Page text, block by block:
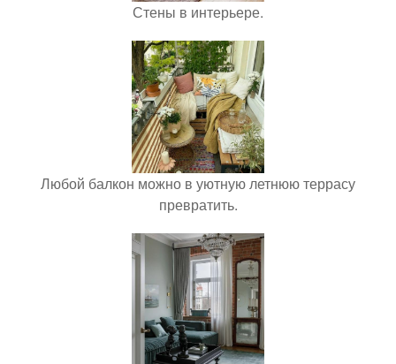
Стены в интерьере.
Любой балкон можно в уютную летнюю террасу
превратить.